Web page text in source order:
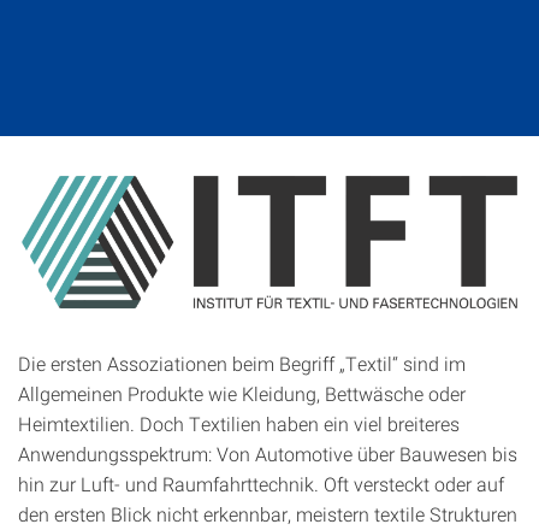
Die ersten Assoziationen beim Begriff „Textil“ sind im
Allgemeinen Produkte wie Kleidung, Bettwäsche oder
Heimtextilien. Doch Textilien haben ein viel breiteres
Anwendungsspektrum: Von Automotive über Bauwesen bis
hin zur Luft- und Raumfahrttechnik. Oft versteckt oder auf
den ersten Blick nicht erkennbar, meistern textile Strukturen